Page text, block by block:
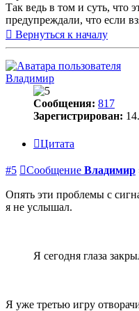
Так ведь в том и суть, что
предупреждали, что если
Вернуться к началу
Владимир
Сообщения: 817
Зарегистрирован:
Цитата
#5 Сообщение Владимир
Опять эти проблемы с
я не услышал.
Я сегодня глаза
Я уже третью игру